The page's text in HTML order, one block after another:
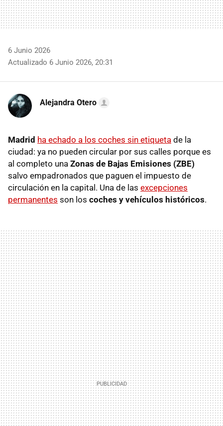
6 Junio 2026
Actualizado 6 Junio 2026, 20:31
Alejandra Otero
Madrid ha echado a los coches sin etiqueta de la
ciudad: ya no pueden circular por sus calles porque es
al completo una Zonas de Bajas Emisiones (ZBE)
salvo empadronados que paguen el impuesto de
circulación en la capital. Una de las excepciones
permanentes son los coches y vehículos históricos.